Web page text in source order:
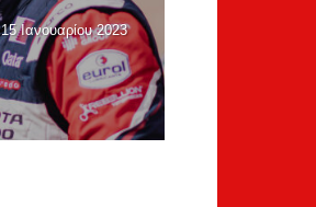
15 Ιανουαρίου 2023